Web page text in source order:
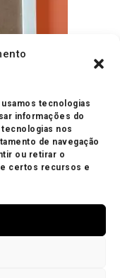
tecnologias
informações do
nos
de navegação
ou retirar o
certos recursos e